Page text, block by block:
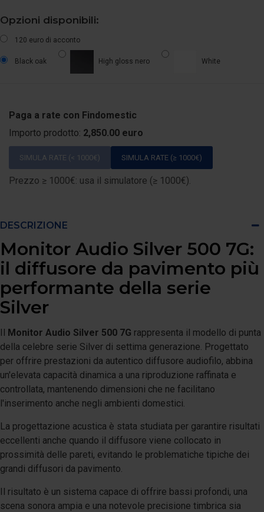
Opzioni disponibili:
120 euro di acconto
Black oak High gloss nero White
Paga a rate con Findomestic
Importo prodotto: 2,850.00 euro
SIMULA RATE (< 1000€) SIMULA RATE (≥ 1000€)
Prezzo ≥ 1000€: usa il simulatore (≥ 1000€).
DESCRIZIONE
Monitor Audio Silver 500 7G:
il diffusore da pavimento più
performante della serie
Silver
Il Monitor Audio Silver 500 7G rappresenta il modello di punta
della celebre serie Silver di settima generazione. Progettato
per offrire prestazioni da autentico diffusore audiofilo, abbina
un'elevata capacità dinamica a una riproduzione raffinata e
controllata, mantenendo dimensioni che ne facilitano
l'inserimento anche negli ambienti domestici.
La progettazione acustica è stata studiata per garantire risultati
eccellenti anche quando il diffusore viene collocato in
prossimità delle pareti, evitando le problematiche tipiche dei
grandi diffusori da pavimento.
Il risultato è un sistema capace di offrire bassi profondi, una
scena sonora ampia e una notevole precisione timbrica sia